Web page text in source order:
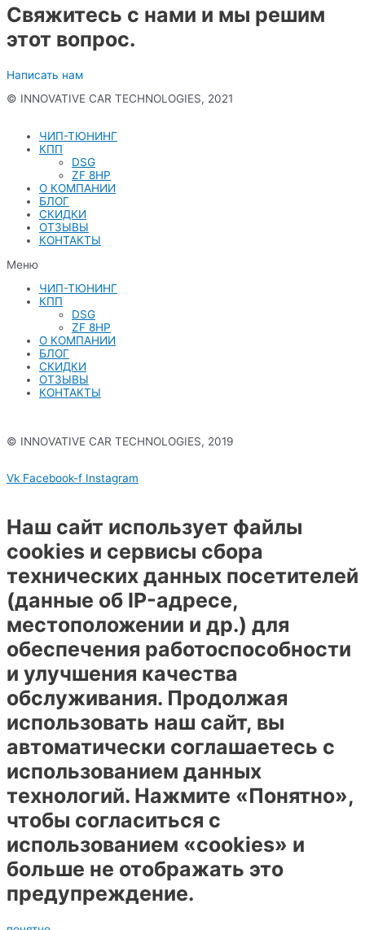
Свяжитесь с нами и мы решим
этот вопрос.
Написать нам
© INNOVATIVE CAR TECHNOLOGIES, 2021
ЧИП-ТЮНИНГ
КПП
DSG
ZF 8HP
О КОМПАНИИ
БЛОГ
СКИДКИ
ОТЗЫВЫ
КОНТАКТЫ
Меню
ЧИП-ТЮНИНГ
КПП
DSG
ZF 8HP
О КОМПАНИИ
БЛОГ
СКИДКИ
ОТЗЫВЫ
КОНТАКТЫ
© INNOVATIVE CAR TECHNOLOGIES, 2019
Vk Facebook-f Instagram
Наш сайт использует файлы
cookies и сервисы сбора
технических данных посетителей
(данные об IP-адресе,
местоположении и др.) для
обеспечения работоспособности
и улучшения качества
обслуживания. Продолжая
использовать наш сайт, вы
автоматически соглашаетесь с
использованием данных
технологий. Нажмите «Понятно»,
чтобы согласиться с
использованием «cookies» и
больше не отображать это
предупреждение.